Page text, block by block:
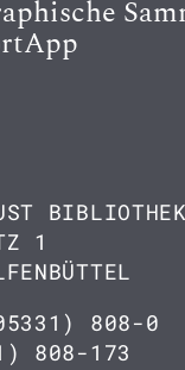
BIBLIOTHEK
1
808-0
808-173